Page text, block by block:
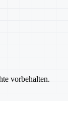
vorbehalten.